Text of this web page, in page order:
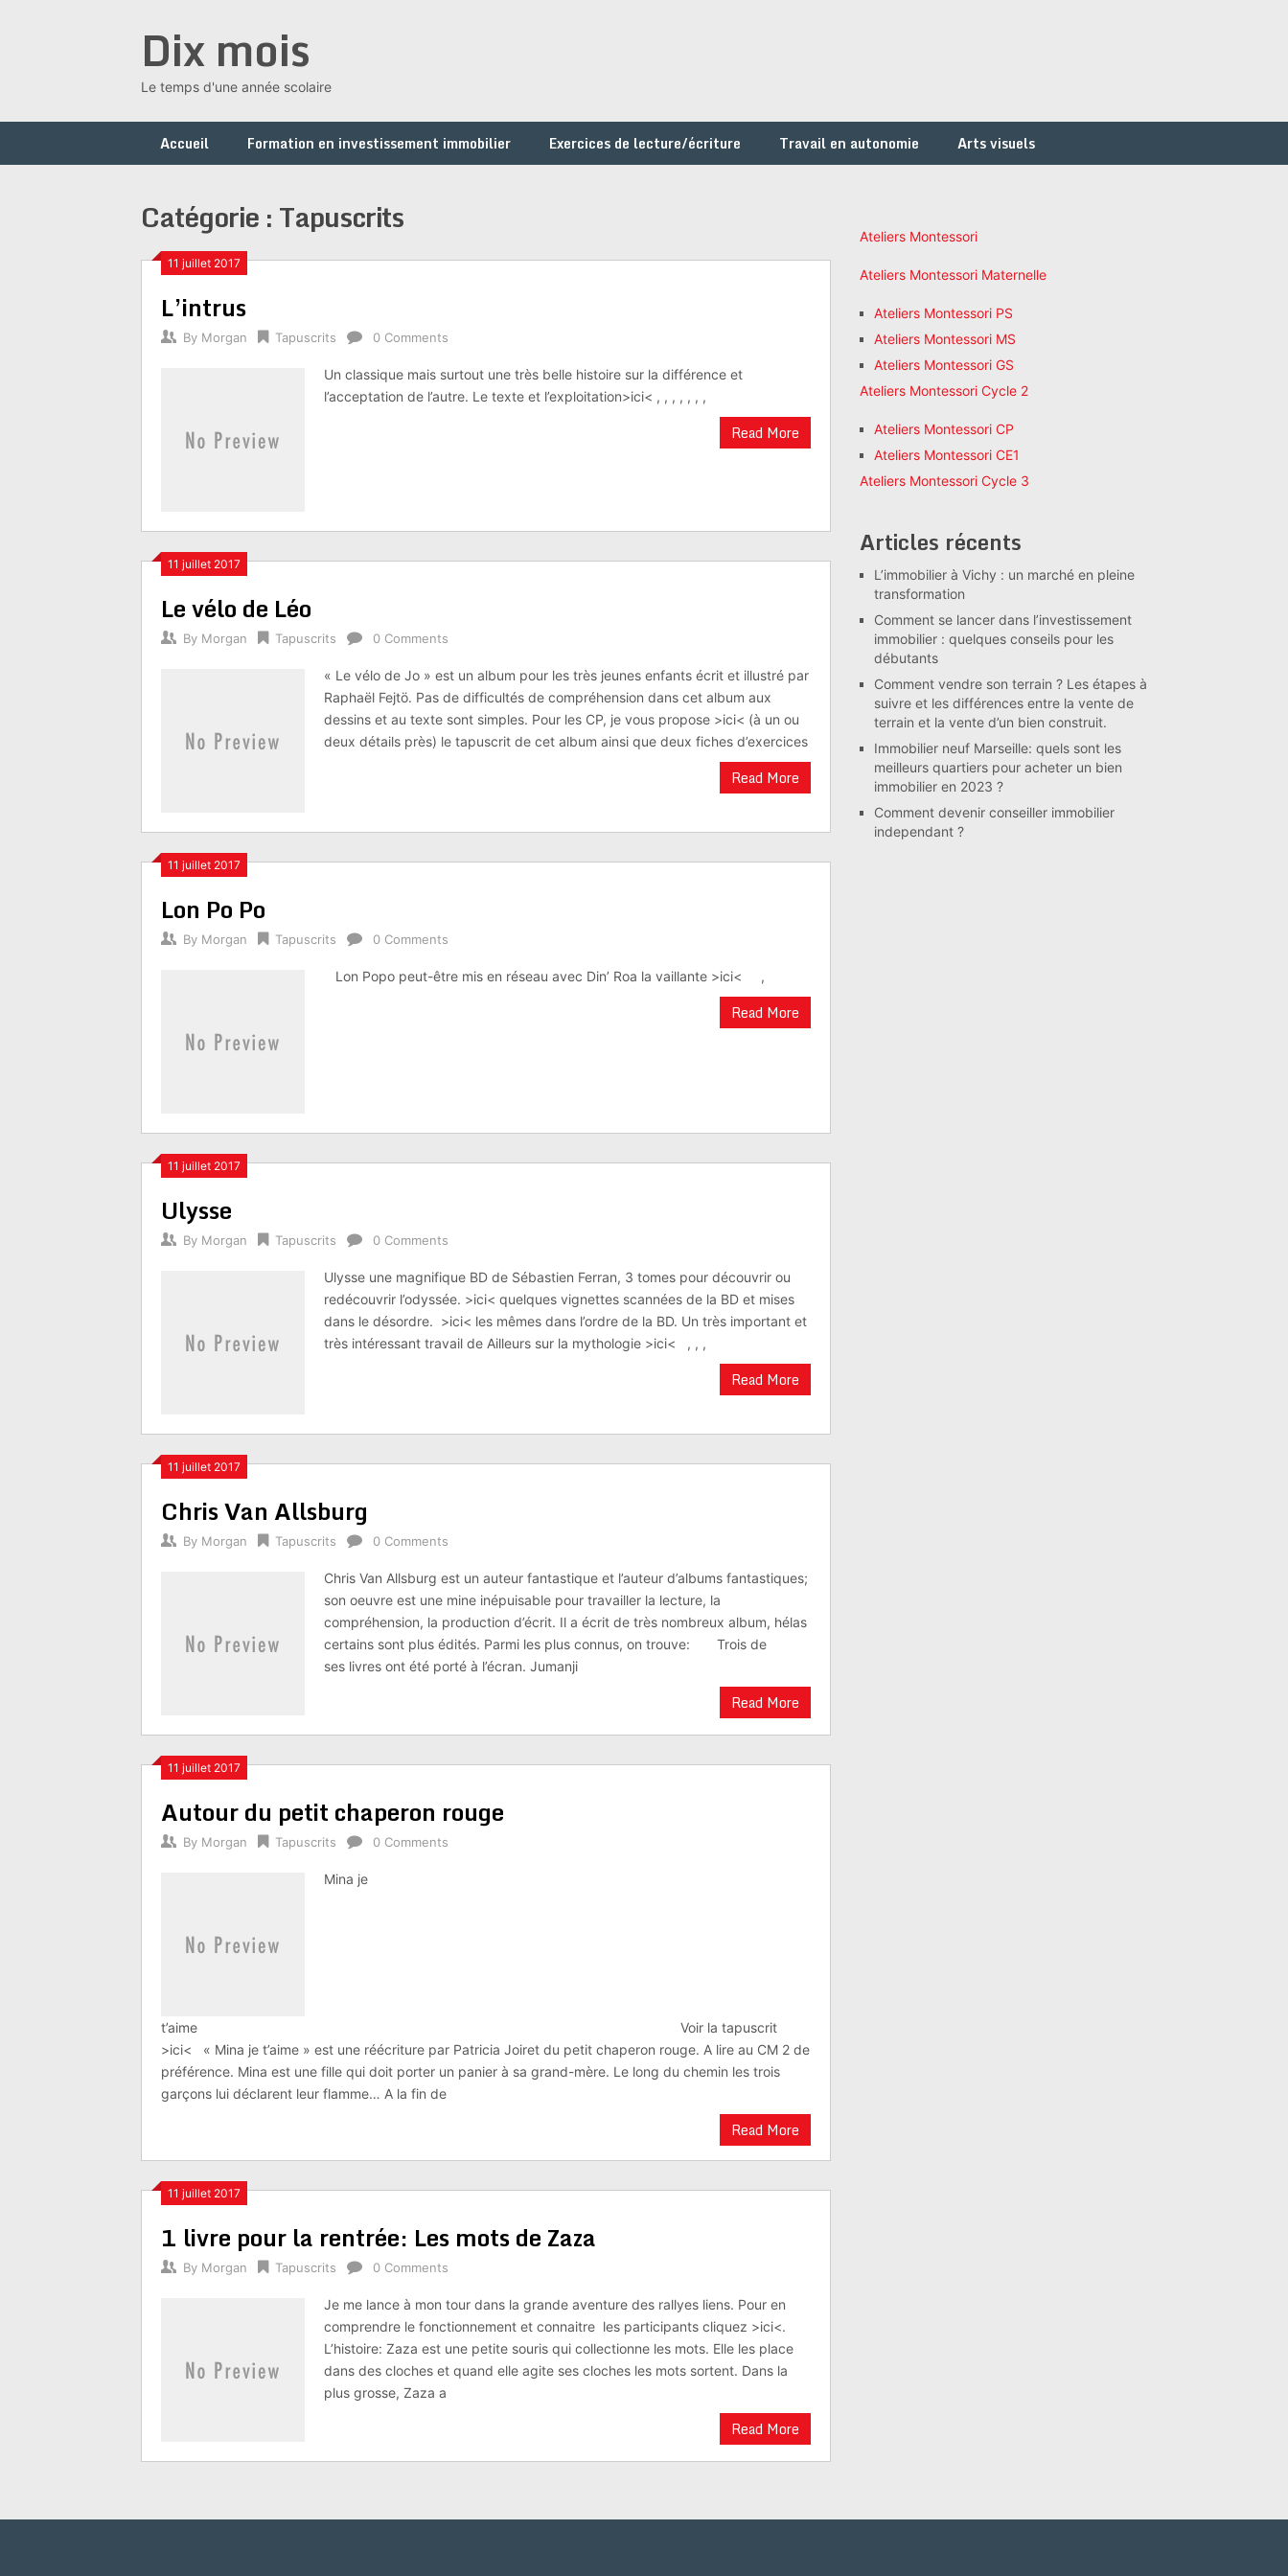
Dix mois
Le temps d'une année scolaire
Accueil Formation en investissement immobilier Exercices de lecture/écriture Travail en autonomie Arts visuels
Catégorie :Tapuscrits
11 juillet 2017
L’intrus
By Morgan Tapuscrits 0 Comments
Un classique mais surtout une très belle histoire sur la différence et
l’acceptation de l’autre. Le texte et l’exploitation>ici< , , , , , , ,
Read More
11 juillet 2017
Le vélo de Léo
By Morgan Tapuscrits 0 Comments
« Le vélo de Jo » est un album pour les très jeunes enfants écrit et illustré par
Raphaël Fejtö. Pas de difficultés de compréhension dans cet album aux
dessins et au texte sont simples. Pour les CP, je vous propose >ici< (à un ou
deux détails près) le tapuscrit de cet album ainsi que deux fiches d’exercices
Read More
11 juillet 2017
Lon Po Po
By Morgan Tapuscrits 0 Comments
Lon Popo peut-être mis en réseau avec Din’ Roa la vaillante >ici< ,
Read More
11 juillet 2017
Ulysse
By Morgan Tapuscrits 0 Comments
Ulysse une magnifique BD de Sébastien Ferran, 3 tomes pour découvrir ou
redécouvrir l’odyssée. >ici< quelques vignettes scannées de la BD et mises
dans le désordre. >ici< les mêmes dans l’ordre de la BD. Un très important et
très intéressant travail de Ailleurs sur la mythologie >ici< , , ,
Read More
11 juillet 2017
Chris Van Allsburg
By Morgan Tapuscrits 0 Comments
Chris Van Allsburg est un auteur fantastique et l’auteur d’albums fantastiques;
son oeuvre est une mine inépuisable pour travailler la lecture, la
compréhension, la production d’écrit. Il a écrit de très nombreux album, hélas
certains sont plus édités. Parmi les plus connus, on trouve: Trois de
ses livres ont été porté à l’écran. Jumanji
Read More
11 juillet 2017
Autour du petit chaperon rouge
By Morgan Tapuscrits 0 Comments
Mina je
t’aime Voir la tapuscrit
>ici< « Mina je t’aime » est une réécriture par Patricia Joiret du petit chaperon rouge. A lire au CM 2 de
préférence. Mina est une fille qui doit porter un panier à sa grand-mère. Le long du chemin les trois
garçons lui déclarent leur flamme… A la fin de
Read More
11 juillet 2017
1 livre pour la rentrée: Les mots de Zaza
By Morgan Tapuscrits 0 Comments
Je me lance à mon tour dans la grande aventure des rallyes liens. Pour en
comprendre le fonctionnement et connaitre les participants cliquez >ici<.
L’histoire: Zaza est une petite souris qui collectionne les mots. Elle les place
dans des cloches et quand elle agite ses cloches les mots sortent. Dans la
plus grosse, Zaza a
Read More
Ateliers Montessori
Ateliers Montessori Maternelle
Ateliers Montessori PS
Ateliers Montessori MS
Ateliers Montessori GS
Ateliers Montessori Cycle 2
Ateliers Montessori CP
Ateliers Montessori CE1
Ateliers Montessori Cycle 3
Articles récents
L’immobilier à Vichy : un marché en pleine
transformation
Comment se lancer dans l’investissement
immobilier : quelques conseils pour les
débutants
Comment vendre son terrain ? Les étapes à
suivre et les différences entre la vente de
terrain et la vente d’un bien construit.
Immobilier neuf Marseille: quels sont les
meilleurs quartiers pour acheter un bien
immobilier en 2023 ?
Comment devenir conseiller immobilier
independant ?